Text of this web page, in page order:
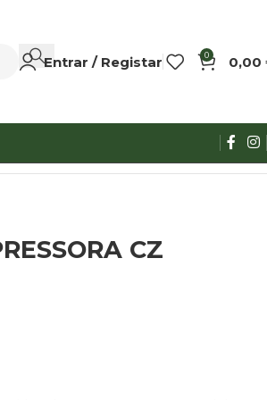
Entrar / Registar 0 0,00
CZ